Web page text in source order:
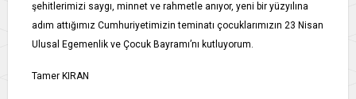
şehitlerimizi saygı, minnet ve rahmetle anıyor, yeni bir yüzyılına
adım attığımız Cumhuriyetimizin teminatı çocuklarımızın 23 Nisan
Ulusal Egemenlik ve Çocuk Bayramı’nı kutluyorum.
Tamer KIRAN